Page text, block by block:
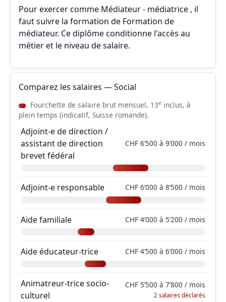
Pour exercer comme Médiateur - médiatrice , il
faut suivre la formation de Formation de
médiateur. Ce diplôme conditionne l'accès au
métier et le niveau de salaire.
Comparez les salaires — Social
Fourchette de salaire brut mensuel, 13e inclus, à
plein temps (indicatif, Suisse romande).
Adjoint-e de direction /
assistant de direction
brevet fédéral
CHF 6’500 à 9’000 / mois
Adjoint-e responsable CHF 6’000 à 8’500 / mois
Aide familiale CHF 4’000 à 5’200 / mois
Aide éducateur-trice CHF 4’500 à 6’000 / mois
Animatreur-trice socio-
culturel
CHF 5’500 à 7’800 / mois
2 salaires déclarés